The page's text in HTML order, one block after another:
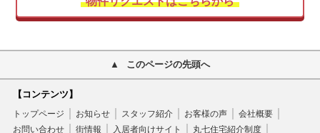
このページの先頭へ
【コンテンツ】
トップページ お知らせ スタッフ紹介 お客様の声
会社概要
お問い合わせ
街情報 入居者向けサイト 丸七住宅紹介制度